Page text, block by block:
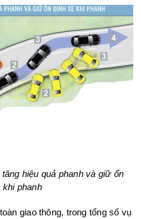
hiệu quả phanh và giữ ổn
khi phanh
giao thông, trong tổng số vụ